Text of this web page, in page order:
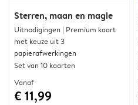
Sterren, maan en magie
Uitnodigingen | Premium kaart
met keuze uit 3
papierafwerkingen
Set van 10 kaarten
Vanaf
€ 11,99